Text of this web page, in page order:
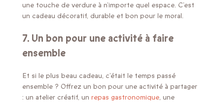
une touche de verdure à n’importe quel espace. C’est
un cadeau décoratif, durable et bon pour le moral.
7. Un bon pour une activité à faire
ensemble
Et si le plus beau cadeau, c’était le temps passé
ensemble ? Offrez un bon pour une activité à partager
: un atelier créatif, un repas gastronomique, une